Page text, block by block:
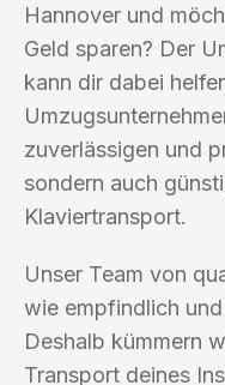
Hannover und
Geld sparen? Der
kann dir dabei
zuverlässigen und
sondern auch
Klaviertransport.
Unser Team von
wie empfindlich
Deshalb kümmern
Transport deines